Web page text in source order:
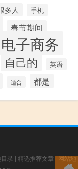
多人 手机
春节期间
电子商务
自己的 英语
适合 都是
录 | 精选推荐文章 |网站地